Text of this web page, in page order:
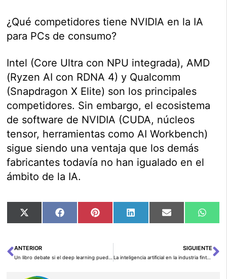
¿Qué competidores tiene NVIDIA en la IA
para PCs de consumo?
Intel (Core Ultra con NPU integrada), AMD
(Ryzen AI con RDNA 4) y Qualcomm
(Snapdragon X Elite) son los principales
competidores. Sin embargo, el ecosistema
de software de NVIDIA (CUDA, núcleos
tensor, herramientas como AI Workbench)
sigue siendo una ventaja que los demás
fabricantes todavía no han igualado en el
ámbito de la IA.
Compartir
en
X
Compartir
en
FacebookCompartir
en
PinterestCompartir
en
LinkedInCompartir
en
Email
en
Ant
ANTERIOR SIGUIENTE